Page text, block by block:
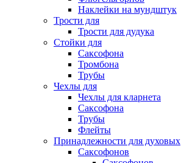
Наклейки на мундштук
Трости для
Трости для дудука
Стойки для
Саксофона
Тромбона
Трубы
Чехлы для
Чехлы для кларнета
Саксофона
Трубы
Флейты
Принадлежности для духовых
Саксофонов